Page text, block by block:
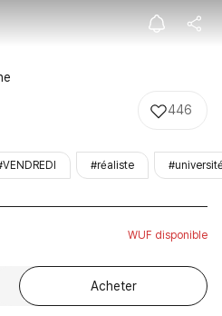
Sombres
446
#réaliste
WUF disponible
Acheter